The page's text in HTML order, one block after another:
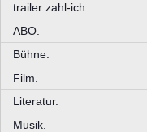
trailer zahl-ich.
ABO.
Bühne.
Film.
Literatur.
Musik.